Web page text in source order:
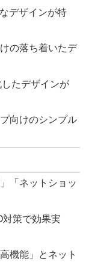
デザインが特
の落ち着いたデ
たデザインが
向けのシンプル
「ネットショッ
策で効果実
機能」とネット